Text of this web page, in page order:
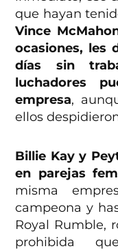
que hayan
Vince
ocasiones, les
días sin
luchadores
empresa,
ellos
Billie Kay y
en parejas
misma
campeona y
Royal Rumble,
prohibida